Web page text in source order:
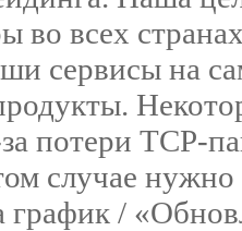
во всех
сервисы на
потери TCP-
случае
/